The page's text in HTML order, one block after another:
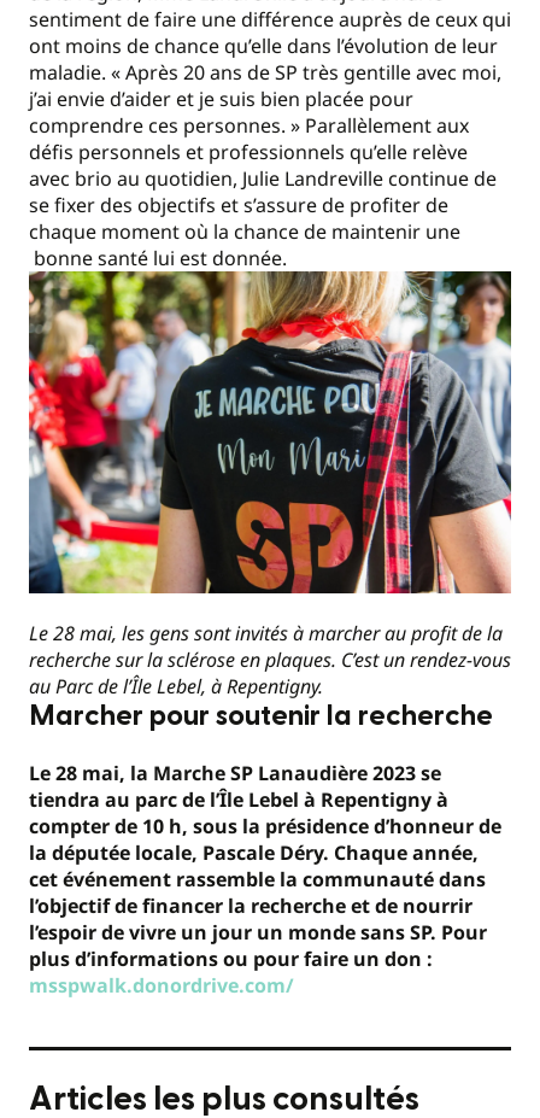
sentiment de faire une différence auprès de ceux qui
ont moins de chance qu’elle dans l’évolution de leur
maladie. « Après 20 ans de SP très gentille avec moi,
j’ai envie d’aider et je suis bien placée pour
comprendre ces personnes. » Parallèlement aux
défis personnels et professionnels qu’elle relève
avec brio au quotidien, Julie Landreville continue de
se fixer des objectifs et s’assure de profiter de
chaque moment où la chance de maintenir une
bonne santé lui est donnée.
Le 28 mai, les gens sont invités à marcher au profit de la
recherche sur la sclérose en plaques. C’est un rendez-vous
au Parc de l’Île Lebel, à Repentigny.
Marcher pour soutenir la recherche
Le 28 mai, la Marche SP Lanaudière 2023 se
tiendra au parc de l’Île Lebel à Repentigny à
compter de 10 h, sous la présidence d’honneur de
la députée locale, Pascale Déry. Chaque année,
cet événement rassemble la communauté dans
l’objectif de financer la recherche et de nourrir
l’espoir de vivre un jour un monde sans SP. Pour
plus d’informations ou pour faire un don :
msspwalk.donordrive.com/
Articles les plus consultés